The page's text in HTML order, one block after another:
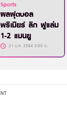
Sports
ผลฟุตบอล
พรีเมียร์ ลีก ฟูแล่ม
1-2 แมนยู
21 ม.ค. 2564 3:00 น.